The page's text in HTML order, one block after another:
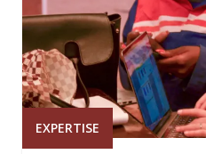
EXPERTISE